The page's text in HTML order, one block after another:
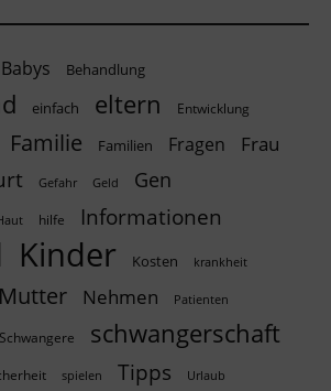
Babys Behandlung
einfach eltern Entwicklung
Familie Familien Fragen Frau
Gefahr Geld
Gen
hilfe Informationen
Kinder Kosten krankheit
Mutter Nehmen Patienten
Schwangere schwangerschaft
spielen Tipps Urlaub